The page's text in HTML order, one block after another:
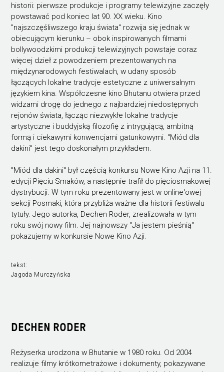
historii: pierwsze produkcje i programy telewizyjne zaczęły
powstawać pod koniec lat 90. XX wieku. Kino
"najszczęśliwszego kraju świata" rozwija się jednak w
obiecującym kierunku – obok inspirowanych filmami
bollywoodzkimi produkcji telewizyjnych powstaje coraz
więcej dzieł z powodzeniem prezentowanych na
międzynarodowych festiwalach, w udany sposób
łączących lokalne tradycje estetyczne z uniwersalnym
językiem kina. Współczesne kino Bhutanu otwiera przed
widzami drogę do jednego z najbardziej niedostępnych
rejonów świata, łącząc niezwykłe lokalne tradycje
artystyczne i buddyjską filozofię z intrygującą, ambitną
formą i ciekawymi konwencjami gatunkowymi. "Miód dla
dakini" jest tego doskonałym przykładem.
"Miód dla dakini" był częścią konkursu Nowe Kino Azji na 11.
edycji Pięciu Smaków, a następnie trafił do pięciosmakowej
dystrybucji. W tym roku prezentowany jest w online'owej
sekcji Posmaki, która przybliża ważne dla historii festiwalu
tytuły. Jego autorka, Dechen Roder, zrealizowała w tym
roku swój nowy film. Jej najnowszy "Ja jestem pieśnią"
pokazujemy w konkursie Nowe Kino Azji.
tekst:
Jagoda Murczyńska
DECHEN RODER
Reżyserka urodzona w Bhutanie w 1980 roku. Od 2004
realizuje filmy krótkometrażowe i dokumenty, pokazywane